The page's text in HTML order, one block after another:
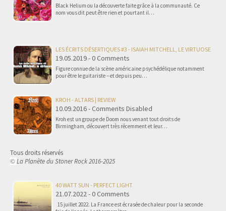
Black Helium ou la découverte faite grâce à la communauté. Ce
nom vous dit peut être rien et pourtant il…
LES ÉCRITS DÉSERTIQUES #3 - ISAIAH MITCHELL, LE VIRTUOSE
19.05.2019 - 0 Comments
Figure connue de la scène américaine psychédélique notamment
pour être le guitariste – et depuis peu…
KROH - ALTARS | REVIEW
10.09.2016 - Comments Disabled
Kroh est un groupe de Doom nous venant tout droits de
Birmingham, découvert très récemment et leur…
Tous droits réservés
© La Planète du Stoner Rock 2016-2025
40 WATT SUN - PERFECT LIGHT
21.07.2022 - 0 Comments
15 juillet 2022. La France est écrasée de chaleur pour la seconde